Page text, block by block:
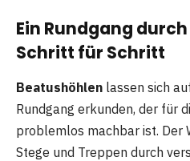
Ein Rundgang
Schritt für Schritt
Beatushöhlen lassen sich
Rundgang erkunden, der für
problemlos machbar ist. Der
Stege und Treppen durch